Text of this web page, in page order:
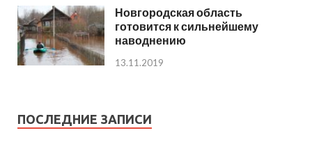
Новгородская область
готовится к сильнейшему
наводнению
13.11.2019
ПОСЛЕДНИЕ ЗАПИСИ